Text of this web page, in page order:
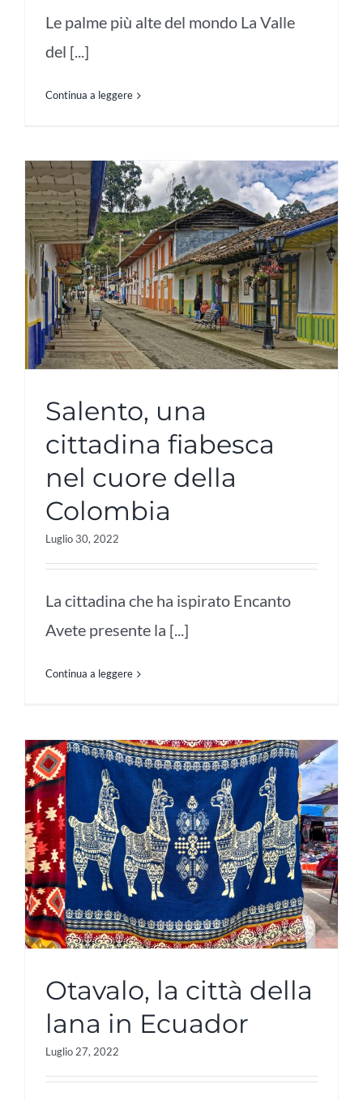
Le palme più alte del mondo La Valle
del [...]
Continua a leggere
Salento, una
cittadina fiabesca
nel cuore della
Colombia
Luglio 30, 2022
La cittadina che ha ispirato Encanto
Avete presente la [...]
Continua a leggere
Otavalo, la città della
lana in Ecuador
Luglio 27, 2022